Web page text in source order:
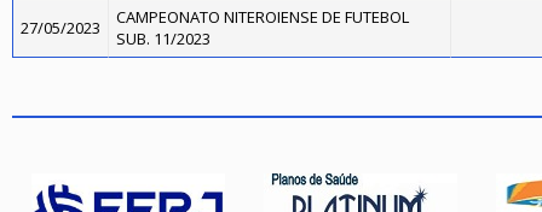
27/05/2023
CAMPEONATO NITEROIENSE DE FUTEBOL
SUB. 11/2023